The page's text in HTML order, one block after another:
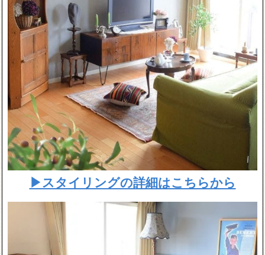
▶スタイリングの詳細はこちらから